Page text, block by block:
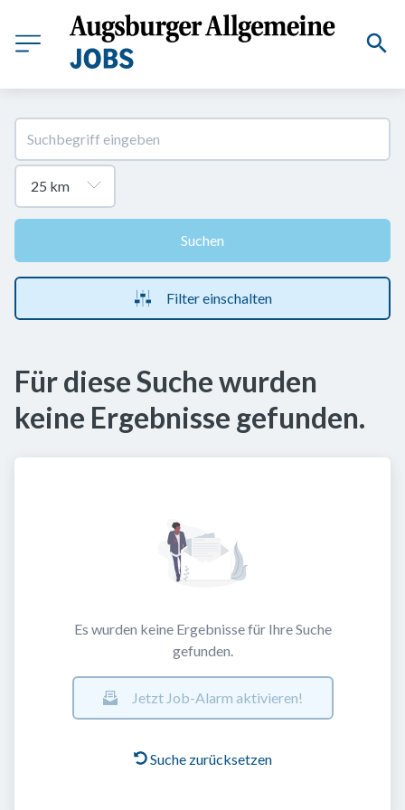
Suchen
Filter einschalten
Für diese Suche wurden
keine Ergebnisse gefunden.
Es wurden keine Ergebnisse für Ihre Suche
gefunden.
Jetzt Job-Alarm aktivieren!
Suche zurücksetzen